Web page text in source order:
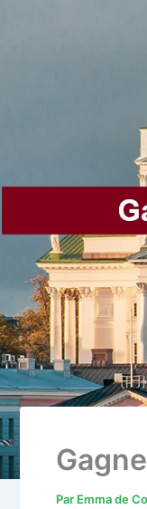
Par Emma de